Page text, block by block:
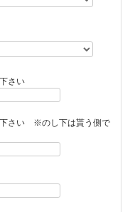
さい
下さい ※のし下は貰う側で